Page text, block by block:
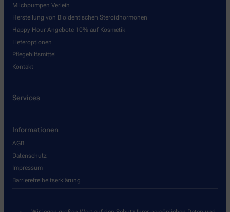
Milchpumpen Verleih
Herstellung von Bioidentischen Steroidhormonen
Happy Hour Angebote 10% auf Kosmetik
Lieferoptionen
Pflegehilfsmittel
Kontakt
Services
Informationen
AGB
Datenschutz
Impressum
Barrierefreiheitserklärung